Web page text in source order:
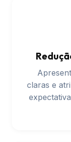
claras e